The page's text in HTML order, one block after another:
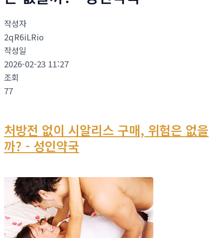
작성자
2qR6iLRio
작성일
2026-02-23 11:27
조회
77
처방전 없이 시알리스 구매, 위험은 없을
까? - 성인약국